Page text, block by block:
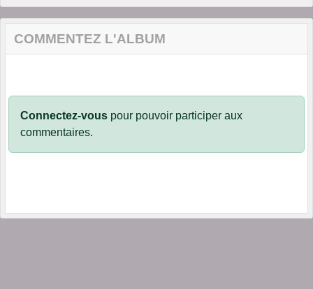
COMMENTEZ L'ALBUM
Connectez-vous pour pouvoir participer aux
commentaires.